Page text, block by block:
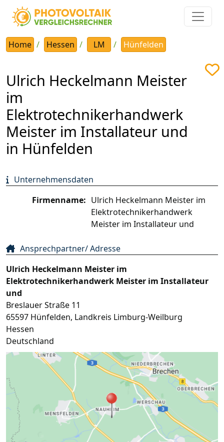
Home Hessen LM Hünfelden
Ulrich Heckelmann Meister
im
Elektrotechnikerhandwerk
Meister im Installateur und
in Hünfelden
Unternehmensdaten
Firmenname: Ulrich Heckelmann Meister im
Elektrotechnikerhandwerk
Meister im Installateur und
Ansprechpartner/ Adresse
Ulrich Heckelmann Meister im
Elektrotechnikerhandwerk Meister im Installateur
und
Breslauer Straße 11
65597 Hünfelden, Landkreis Limburg-Weilburg
Hessen
Deutschland